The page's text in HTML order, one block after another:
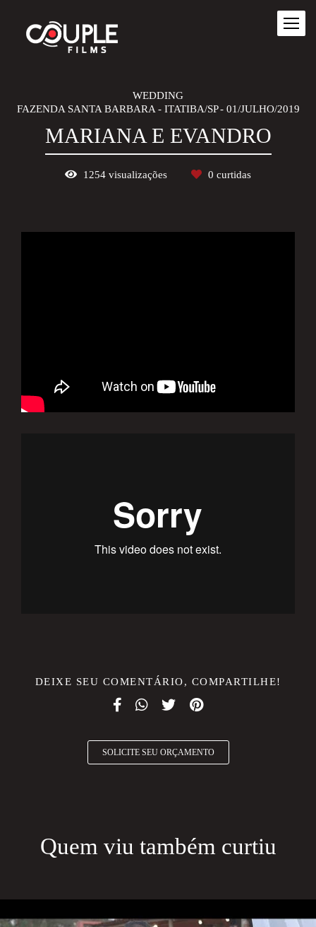
WEDDING
FAZENDA SANTA BARBARA - ITATIBA/SP
01/JULHO/2019
MARIANA E EVANDRO
1254 visualizações 0 curtidas
DEIXE SEU COMENTÁRIO, COMPARTILHE!
SOLICITE SEU ORÇAMENTO
Quem viu também curtiu